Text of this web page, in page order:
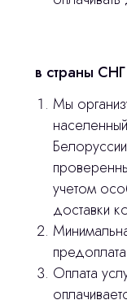
в страны СНГ
Мы
учетом
доставки
Оплата
сделано
3D печать
Лицензирование
Изготовление
Политика
stasicus